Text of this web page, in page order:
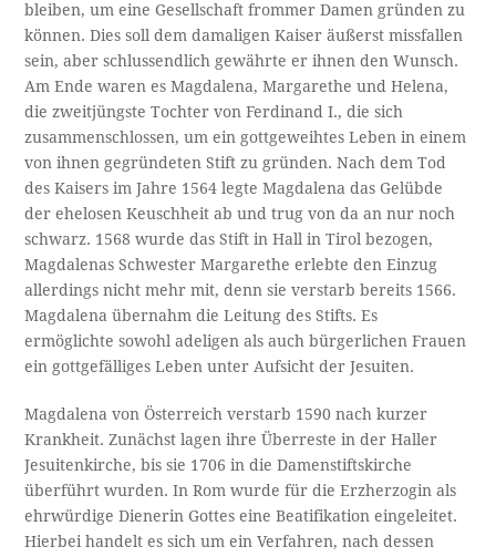
bleiben, um eine Gesellschaft frommer Damen gründen zu
können. Dies soll dem damaligen Kaiser äußerst missfallen
sein, aber schlussendlich gewährte er ihnen den Wunsch.
Am Ende waren es Magdalena, Margarethe und Helena,
die zweitjüngste Tochter von Ferdinand I., die sich
zusammenschlossen, um ein gottgeweihtes Leben in einem
von ihnen gegründeten Stift zu gründen. Nach dem Tod
des Kaisers im Jahre 1564 legte Magdalena das Gelübde
der ehelosen Keuschheit ab und trug von da an nur noch
schwarz. 1568 wurde das Stift in Hall in Tirol bezogen,
Magdalenas Schwester Margarethe erlebte den Einzug
allerdings nicht mehr mit, denn sie verstarb bereits 1566.
Magdalena übernahm die Leitung des Stifts. Es
ermöglichte sowohl adeligen als auch bürgerlichen Frauen
ein gottgefälliges Leben unter Aufsicht der Jesuiten.
Magdalena von Österreich verstarb 1590 nach kurzer
Krankheit. Zunächst lagen ihre Überreste in der Haller
Jesuitenkirche, bis sie 1706 in die Damenstiftskirche
überführt wurden. In Rom wurde für die Erzherzogin als
ehrwürdige Dienerin Gottes eine Beatifikation eingeleitet.
Hierbei handelt es sich um ein Verfahren, nach dessen